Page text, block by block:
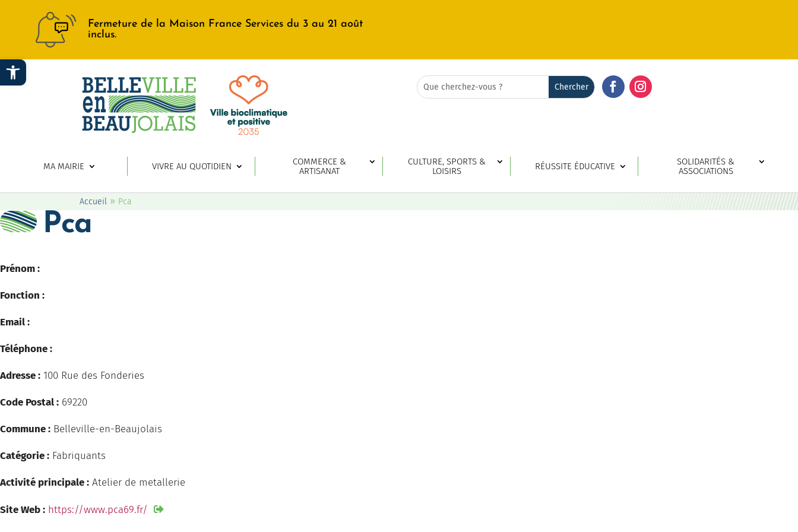
Ouvrir la barre d’outils
Fermeture de la Maison France Services du 3 au 21 août
inclus.
Rechercher:
Search
for...
MA MAIRIE VIVRE AU QUOTIDIEN
COMMERCE &
ARTISANAT
CULTURE, SPORTS &
LOISIRS
RÉUSSITE ÉDUCATIVE
SOLIDARITÉS &
ASSOCIATIONS
Accueil » Pca
Pca
Prénom :
Fonction :
Email :
Téléphone :
Adresse : 100 Rue des Fonderies
Code Postal : 69220
Commune : Belleville-en-Beaujolais
Catégorie : Fabriquants
Activité principale : Atelier de metallerie
Site Web : https://www.pca69.fr/